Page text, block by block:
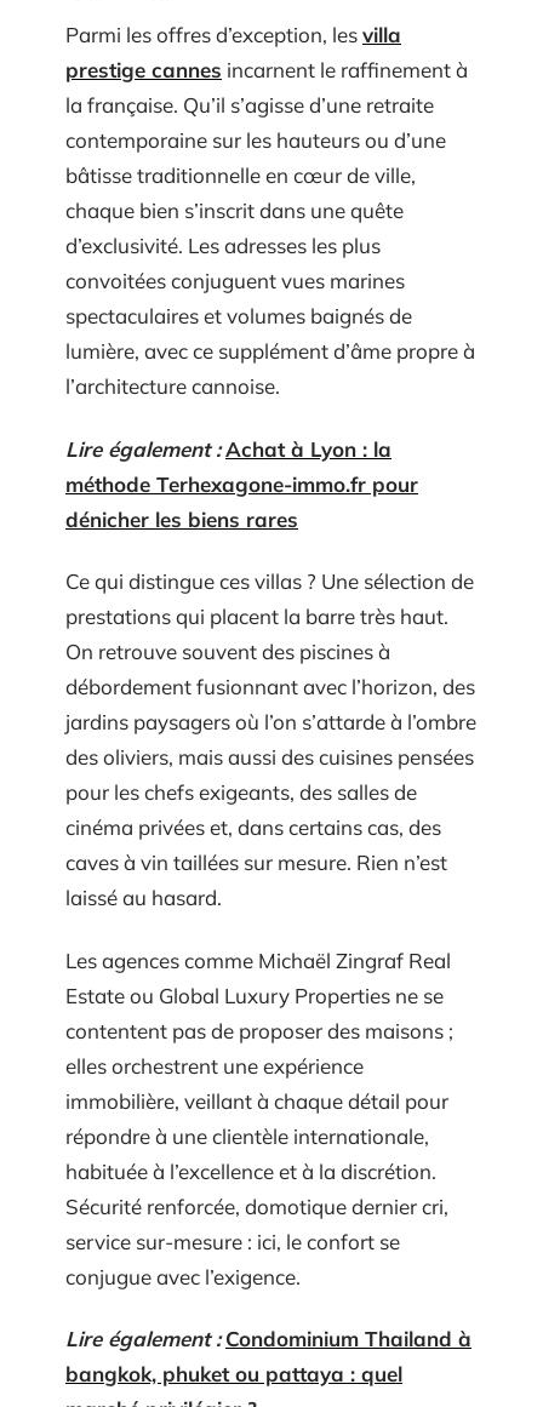
Parmi les offres d’exception, lesvilla
prestige cannes incarnent le raffinement à
la française. Qu’il s’agisse d’une retraite
contemporaine sur les hauteurs ou d’une
bâtisse traditionnelle en cœur de ville,
chaque bien s’inscrit dans une quête
d’exclusivité. Les adresses les plus
convoitées conjuguent vues marines
spectaculaires et volumes baignés de
lumière, avec ce supplément d’âme propre à
l’architecture cannoise.
Lire également :Achat à Lyon : la
méthode Terhexagone-immo.fr pour
dénicher les biens rares
Ce qui distingue ces villas ? Une sélection de
prestations qui placent la barre très haut.
On retrouve souvent des piscines à
débordement fusionnant avec l’horizon, des
jardins paysagers où l’on s’attarde à l’ombre
des oliviers, mais aussi des cuisines pensées
pour les chefs exigeants, des salles de
cinéma privées et, dans certains cas, des
caves à vin taillées sur mesure. Rien n’est
laissé au hasard.
Les agences comme Michaël Zingraf Real
Estate ou Global Luxury Properties ne se
contentent pas de proposer des maisons ;
elles orchestrent une expérience
immobilière, veillant à chaque détail pour
répondre à une clientèle internationale,
habituée à l’excellence et à la discrétion.
Sécurité renforcée, domotique dernier cri,
service sur-mesure : ici, le confort se
conjugue avec l’exigence.
Lire également : Condominium Thailand à
bangkok, phuket ou pattaya : quel